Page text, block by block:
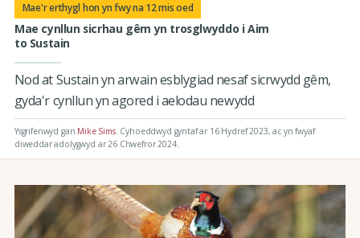
Mae'r erthygl hon yn fwy na 12 mis oed
Mae cynllun sicrhau gêm yn trosglwyddo i Aim
to Sustain
Nod at Sustain yn arwain esblygiad nesaf sicrwydd gêm,
gyda'r cynllun yn agored i aelodau newydd
Ysgrifenwyd gan Mike Sims. Cyhoeddwyd gyntaf ar 16 Hydref 2023, ac yn fwyaf
diweddar adolygwyd ar 26 Chwefror 2024.